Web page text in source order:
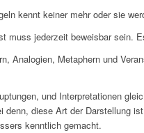
kennt keiner mehr oder sie
muss jederzeit beweisbar sein.
Analogien, Metaphern und
und Interpretationen
denn, diese Art der Darstellung
kenntlich gemacht.